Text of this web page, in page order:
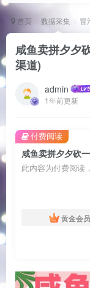
首页 数据采集 冒
咸鱼卖拼夕夕
渠道)
admin
1年前更新
咸鱼卖拼夕夕砍
此内容为付费阅读
黄金会员
付费阅读